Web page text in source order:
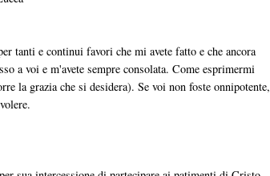
tanti e continui favori che mi avete fatto e che ancora
a voi e m'avete sempre consolata. Come esprimermi
la grazia che si desidera). Se voi non foste onnipotente,